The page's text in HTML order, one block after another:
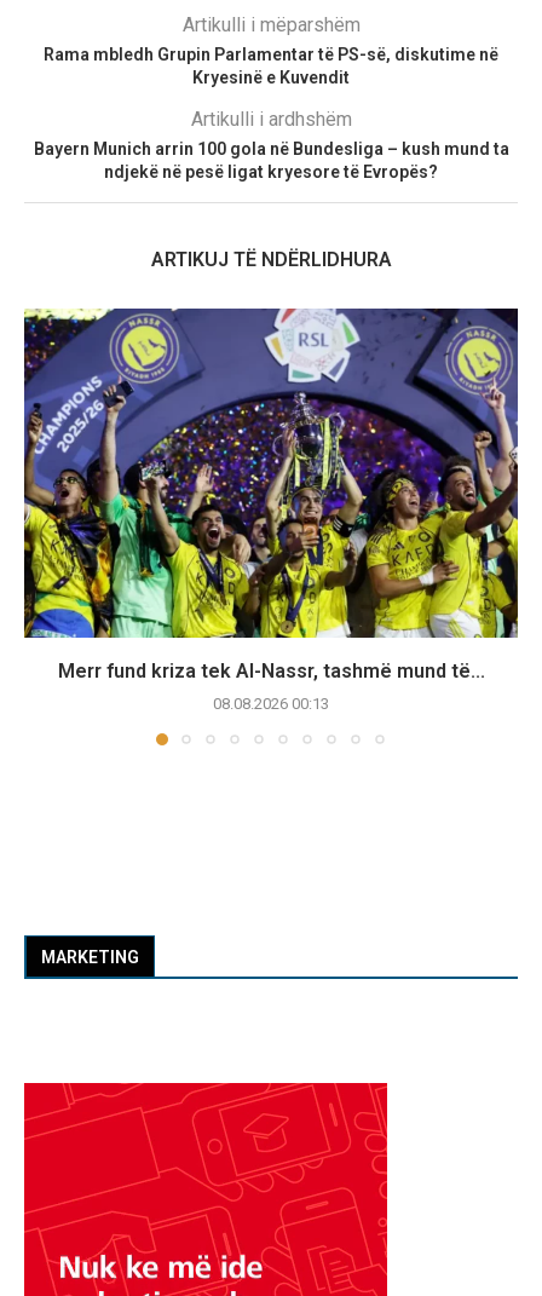
Artikulli i mëparshëm
Rama mbledh Grupin Parlamentar të PS-së, diskutime në
Kryesinë e Kuvendit
Artikulli i ardhshëm
Bayern Munich arrin 100 gola në Bundesliga – kush mund ta
ndjekë në pesë ligat kryesore të Evropës?
ARTIKUJ TË NDËRLIDHURA
Merr fund kriza tek Al-Nassr, tashmë mund të...
08.08.2026 00:13
MARKETING